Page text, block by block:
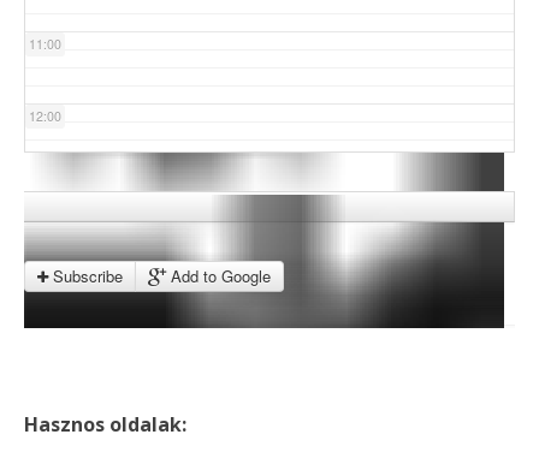
11:00
12:00
13:00
14:00
15:00
Subscribe Add to Google
Hasznos oldalak: